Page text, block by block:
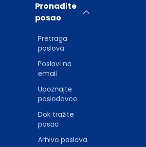
Pronađite
posao
Pretraga
poslova
Poslovi na
email
Upoznajte
poslodavce
Dok tražite
posao
Arhiva poslova